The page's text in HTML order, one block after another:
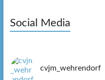
Social Media
cvjm_wehrendorf